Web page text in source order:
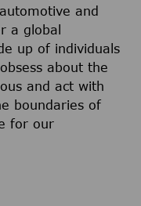
and
a global
up of individuals
about the
and act with
boundaries of
for our